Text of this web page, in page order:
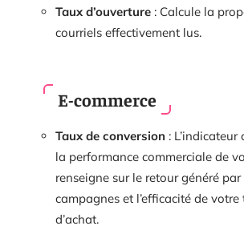
Taux d’ouverture : Calcule la
courriels effectivement lus.
E-commerce
Taux de conversion :
la performance commerciale de
renseigne sur le retour généré par
campagnes et l’efficacité de votre
d’achat.